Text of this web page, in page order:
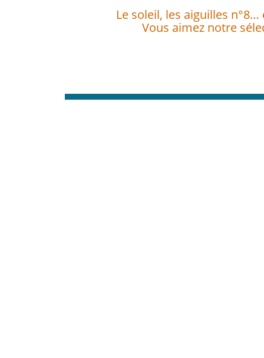
Le soleil, les aiguilles n°8…
Vous aimez notre